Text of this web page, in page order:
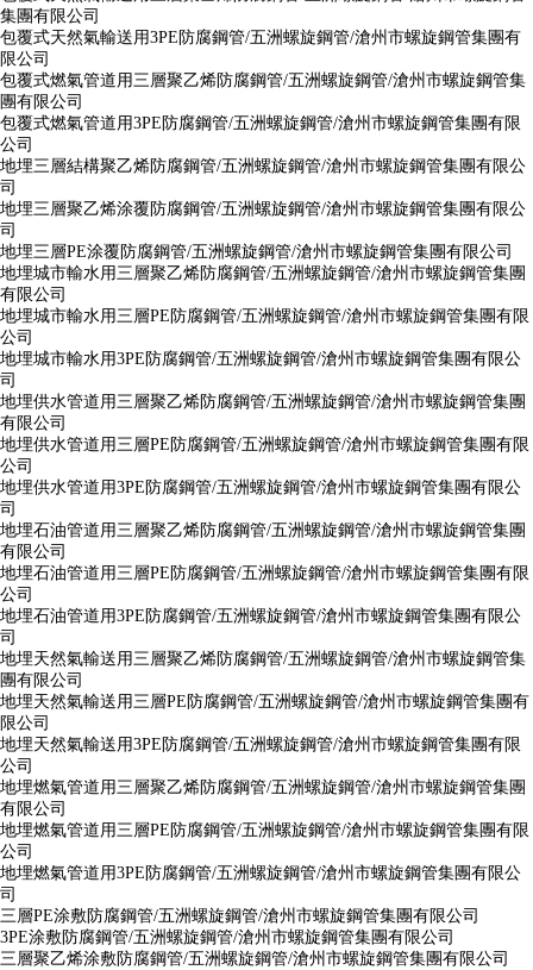
集團有限公司
包覆式天然氣輸送用3PE防腐鋼管/五洲螺旋鋼管/滄州市螺旋鋼管集團有
限公司
包覆式燃氣管道用三層聚乙烯防腐鋼管/五洲螺旋鋼管/滄州市螺旋鋼管集
團有限公司
包覆式燃氣管道用3PE防腐鋼管/五洲螺旋鋼管/滄州市螺旋鋼管集團有限
公司
地埋三層結構聚乙烯防腐鋼管/五洲螺旋鋼管/滄州市螺旋鋼管集團有限公
司
地埋三層聚乙烯涂覆防腐鋼管/五洲螺旋鋼管/滄州市螺旋鋼管集團有限公
司
地埋三層PE涂覆防腐鋼管/五洲螺旋鋼管/滄州市螺旋鋼管集團有限公司
地埋城市輸水用三層聚乙烯防腐鋼管/五洲螺旋鋼管/滄州市螺旋鋼管集團
有限公司
地埋城市輸水用三層PE防腐鋼管/五洲螺旋鋼管/滄州市螺旋鋼管集團有限
公司
地埋城市輸水用3PE防腐鋼管/五洲螺旋鋼管/滄州市螺旋鋼管集團有限公
司
地埋供水管道用三層聚乙烯防腐鋼管/五洲螺旋鋼管/滄州市螺旋鋼管集團
有限公司
地埋供水管道用三層PE防腐鋼管/五洲螺旋鋼管/滄州市螺旋鋼管集團有限
公司
地埋供水管道用3PE防腐鋼管/五洲螺旋鋼管/滄州市螺旋鋼管集團有限公
司
地埋石油管道用三層聚乙烯防腐鋼管/五洲螺旋鋼管/滄州市螺旋鋼管集團
有限公司
地埋石油管道用三層PE防腐鋼管/五洲螺旋鋼管/滄州市螺旋鋼管集團有限
公司
地埋石油管道用3PE防腐鋼管/五洲螺旋鋼管/滄州市螺旋鋼管集團有限公
司
地埋天然氣輸送用三層聚乙烯防腐鋼管/五洲螺旋鋼管/滄州市螺旋鋼管集
團有限公司
地埋天然氣輸送用三層PE防腐鋼管/五洲螺旋鋼管/滄州市螺旋鋼管集團有
限公司
地埋天然氣輸送用3PE防腐鋼管/五洲螺旋鋼管/滄州市螺旋鋼管集團有限
公司
地埋燃氣管道用三層聚乙烯防腐鋼管/五洲螺旋鋼管/滄州市螺旋鋼管集團
有限公司
地埋燃氣管道用三層PE防腐鋼管/五洲螺旋鋼管/滄州市螺旋鋼管集團有限
公司
地埋燃氣管道用3PE防腐鋼管/五洲螺旋鋼管/滄州市螺旋鋼管集團有限公
司
三層PE涂敷防腐鋼管/五洲螺旋鋼管/滄州市螺旋鋼管集團有限公司
3PE涂敷防腐鋼管/五洲螺旋鋼管/滄州市螺旋鋼管集團有限公司
三層聚乙烯涂敷防腐鋼管/五洲螺旋鋼管/滄州市螺旋鋼管集團有限公司